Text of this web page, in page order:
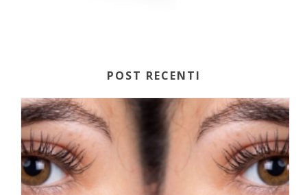
POST RECENTI